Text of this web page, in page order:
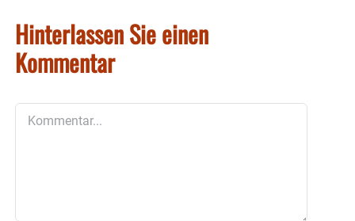
Hinterlassen Sie einen
Kommentar